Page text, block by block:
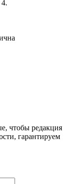
чтобы редакция
гарантируем